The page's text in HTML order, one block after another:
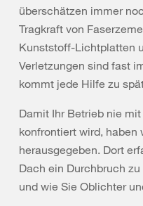
überschätzen immer
Tragkraft von
Kunststoff-Lichtplatten
Verletzungen sind fast
kommt jede Hilfe zu
Damit Ihr Betrieb nie
konfrontiert wird, haben
herausgegeben. Dort
Dach ein Durchbruch
und wie Sie Oblichter